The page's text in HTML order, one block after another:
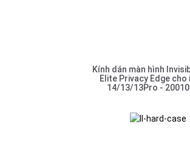
Kính dán màn hình
Elite Privacy Edge cho
14/13/13Pro -